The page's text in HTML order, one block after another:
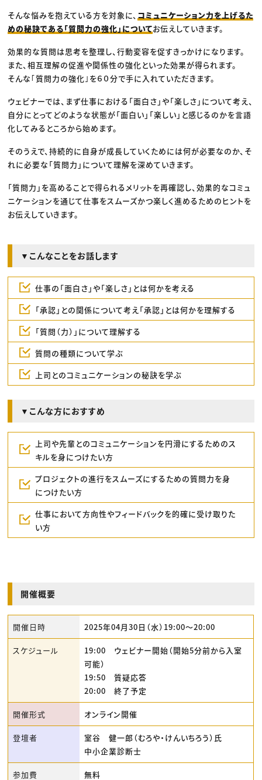
そんな悩みを抱えている方を対象に、 コミュニケーション力を上げるた
めの秘訣である「質問力の強化」についてお伝えしていきます。
効果的な質問は思考を整理し、行動変容を促すきっかけになります。
また、相互理解の促進や関係性の強化といった効果が得られます。
そんな｢質問力の強化｣を６０分で手に入れていただきます。
ウェビナーでは、まず仕事における「面白さ」や「楽しさ」について考え、
自分にとってどのような状態が「面白い」「楽しい」と感じるのかを言語
化してみるところから始めます。
そのうえで、持続的に自身が成長していくためには何が必要なのか、そ
れに必要な「質問力」について理解を深めていきます。
「質問力」を高めることで得られるメリットを再確認し、効果的なコミュ
ニケーションを通じて仕事をスムーズかつ楽しく進めるためのヒントを
お伝えしていきます。
▼こんなことをお話します
仕事の「面白さ」や「楽しさ」とは何かを考える
「承認」との関係について考え「承認」とは何かを理解する
「質問（力）」について理解する
質問の種類について学ぶ
上司とのコミュニケーションの秘訣を学ぶ
▼こんな方におすすめ
上司や先輩とのコミュニケーションを円滑にするためのス
キルを身につけたい方
プロジェクトの進行をスムーズにするための質問力を身
につけたい方
仕事において方向性やフィードバックを的確に受け取りた
い方
開催概要
開催日時 2025年04月30日（水）19:00〜20:00
スケジュール
19:00 ウェビナー開始（開始5分前から入室
可能）
19:50 質疑応答
20:00 終了予定
開催形式 オンライン開催
登壇者
室谷 健一郎（むろや・けんいちろう）氏
中小企業診断士
参加費 無料